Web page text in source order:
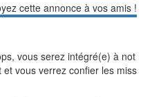
cette annonce à vos amis !
vous serez intégré(e) à not
vous verrez confier les miss